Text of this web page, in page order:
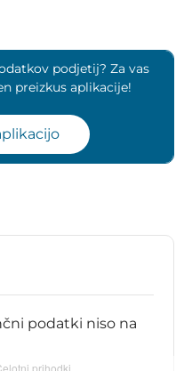
podjetij? Za vas
preizkus aplikacije!
podatki niso na